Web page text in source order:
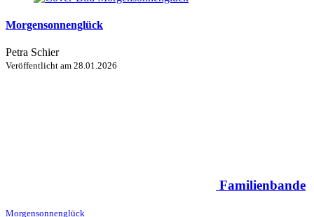
Morgensonnenglück
Petra Schier
Veröffentlicht am 28.01.2026
Familienbande
Morgensonnenglück